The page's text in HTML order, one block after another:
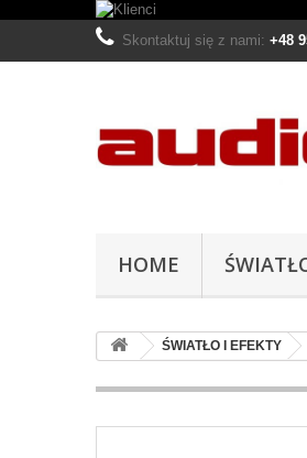
Skontaktuj się z nami: +48
HOME
ŚWIATŁO I EFEKTY